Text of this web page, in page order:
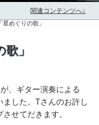
関連コンテンツへ↓
めぐりの歌」
」
、ギター演奏による
ました。Tさんのお許し
せてだきます。